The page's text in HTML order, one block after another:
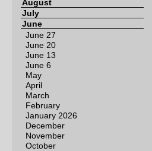
August
July
June
June 27
June 20
June 13
June 6
May
April
March
February
January 2026
December
November
October